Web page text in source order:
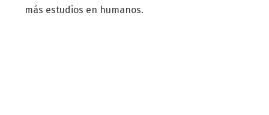
más estudios en humanos.